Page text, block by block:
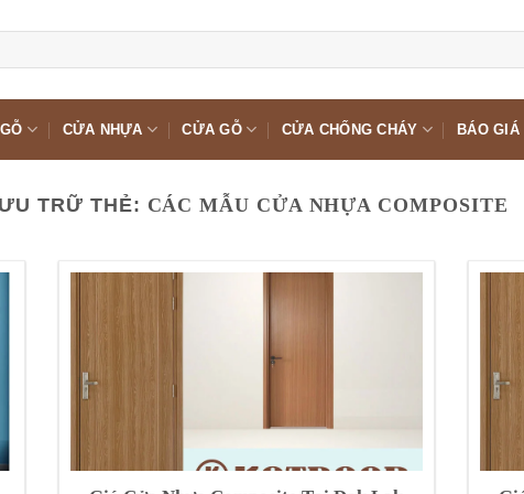
CỬA NHỰA CỬA GỖ CỬA CHỐNG CHÁY BÁO GIÁ
TRỮ THẺ: CÁC MẪU CỬA NHỰA COMPOSITE